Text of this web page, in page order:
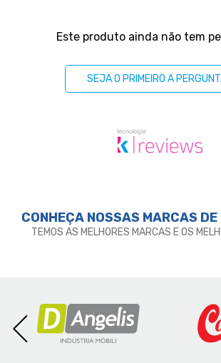
Este produto ainda não tem
SEJA O PRIMEIRO A
CONHEÇA NOSSAS MARCAS DE
TEMOS AS MELHORES MARCAS E OS